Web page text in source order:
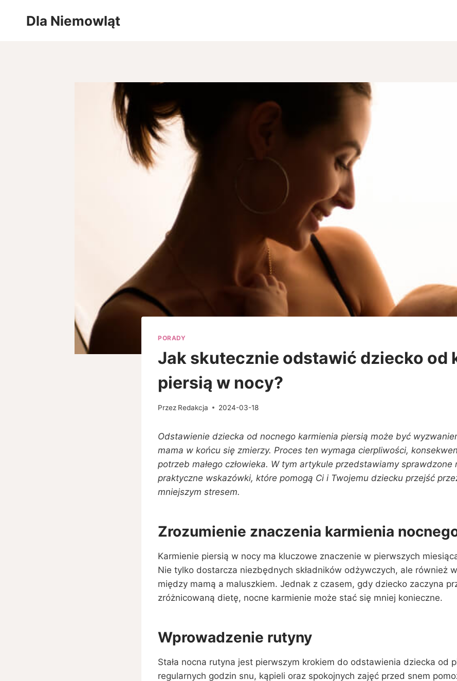
Dla Niemowląt
PORADY
Jak skutecznie odstawić dziecko od
piersią w nocy?
Przez Redakcja 2024-03-18
Odstawienie dziecka od nocnego karmienia piersią może być
mama w końcu się zmierzy. Proces ten wymaga cierpliwości,
potrzeb małego człowieka. W tym artykule przedstawiamy sprawdzone
praktyczne wskazówki, które pomogą Ci i Twojemu dziecku przejść
mniejszym stresem.
Zrozumienie znaczenia karmienia
Karmienie piersią w nocy ma kluczowe znaczenie w pierwszych
Nie tylko dostarcza niezbędnych składników odżywczych, ale również
między mamą a maluszkiem. Jednak z czasem, gdy dziecko zaczyna
zróżnicowaną dietę, nocne karmienie może stać się mniej konieczne.
Wprowadzenie rutyny
Stała nocna rutyna jest pierwszym krokiem do odstawienia dziecka od
regularnych godzin snu, kąpieli oraz spokojnych zajęć przed snem